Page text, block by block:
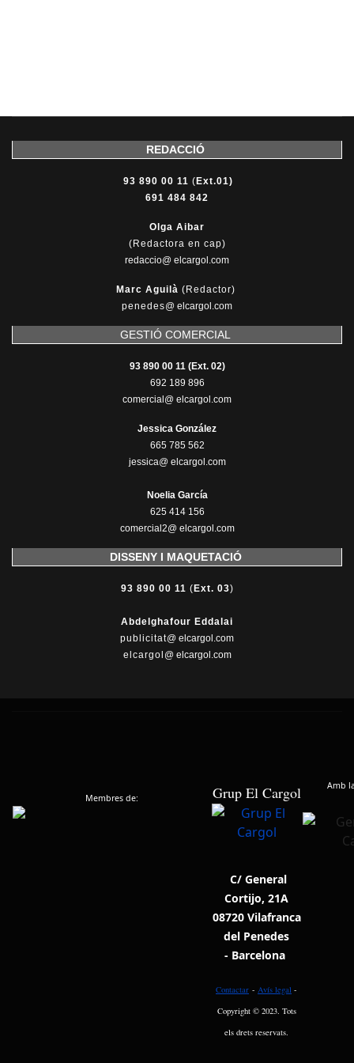
REDACCIÓ
93 890 00 11 ( Ext.01)
691 484 842
Olga Aibar
(Redactora en cap)
redaccio@ elcargol.com
Marc Aguilà (Redactor)
penedes@ elcargol.com
GESTIÓ COMERCIAL
93 890 00 11 (Ext. 02)
692 189 896
comercial@ elcargol.com
Jessica González
665 785 562
jessica@ elcargol.com
Noelia García
625 414 156
comercial2@ elcargol.com
DISSENY I MAQUETACIÓ
93 890 00 11 ( Ext. 03)
Abdelghafour Eddalai
publicitat@ elcargol.com
elcargol @ elcargol.com
Membres de: Grup El Cargol Amb
C/ General
Cortijo, 21A
08720 Vilafranca
del Penedes
- Barcelona
Contactar - Avís legal -
Copyright © 2023. Tots
els drets reservats.